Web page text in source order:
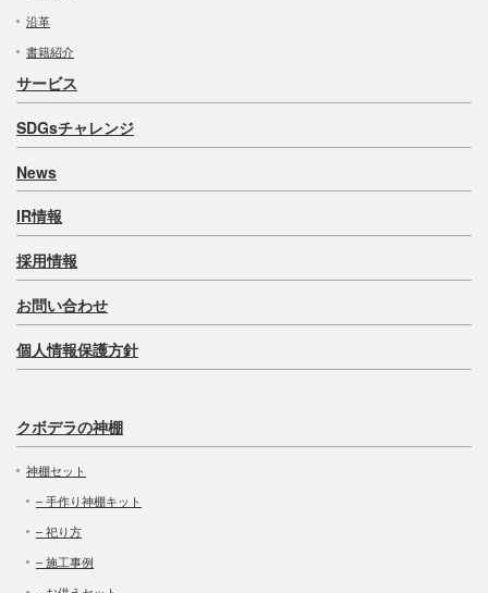
沿革
書籍紹介
サービス
SDGsチャレンジ
News
IR情報
採用情報
お問い合わせ
個人情報保護方針
クボデラの神棚
神棚セット
– 手作り神棚キット
– 祀り方
– 施工事例